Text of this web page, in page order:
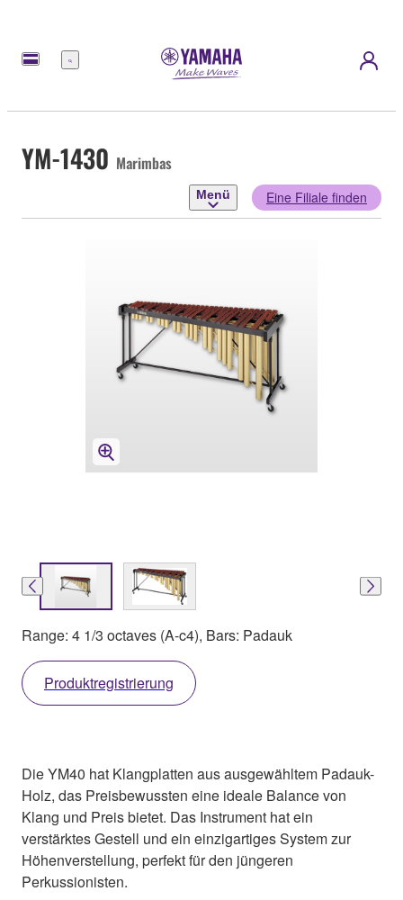
Menü
YM-1430 Marimbas
Menü Eine Filiale finden
Range: 4 1/3 octaves (A-c4), Bars: Padauk
Produktregistrierung
Die YM40 hat Klangplatten aus ausgewähltem Padauk-
Holz, das Preisbewussten eine ideale Balance von
Klang und Preis bietet. Das Instrument hat ein
verstärktes Gestell und ein einzigartiges System zur
Höhenverstellung, perfekt für den jüngeren
Perkussionisten.